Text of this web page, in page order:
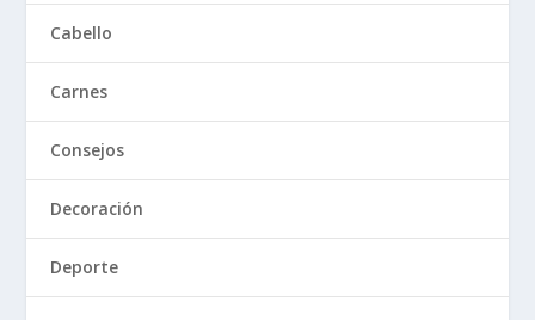
Cabello
Carnes
Consejos
Decoración
Deporte